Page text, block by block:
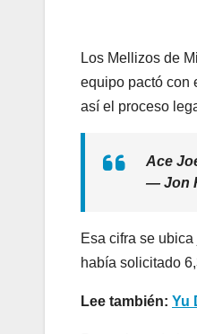
Los Mellizos de
equipo pactó con
así el proceso
Ace
— Jon
Esa cifra se
había solicitado
Lee también: Yu